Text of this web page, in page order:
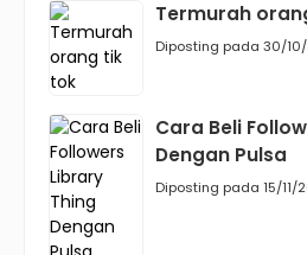
Termurah
Diposting pada 30/10/
Cara Beli
Dengan Pulsa
Diposting pada 15/11/